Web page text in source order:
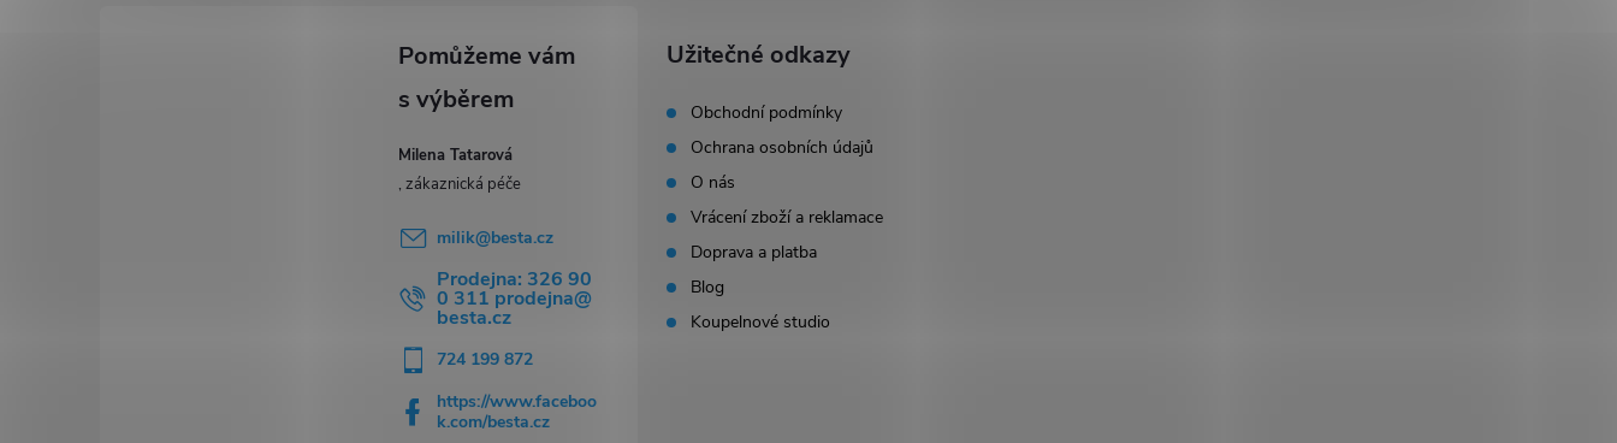
Milena Tatarová
milik@besta.cz
Prodejna: 326 90
0 311 prodejna@
besta.cz
724 199 872
https://www.faceboo
k.com/besta.cz
Užitečné odkazy
Obchodní podmínky
Ochrana osobních údajů
O nás
Vrácení zboží a reklamace
Doprava a platba
Blog
Koupelnové studio